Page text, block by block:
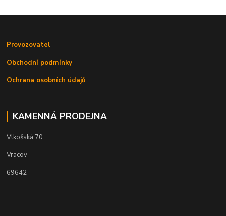
Provozovatel
Obchodní podmínky
Ochrana osobních údajů
KAMENNÁ PRODEJNA
Vlkošská 70
Vracov
69642